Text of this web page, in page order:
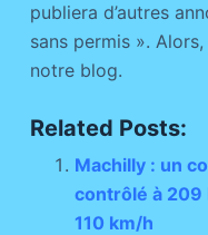
publiera d’autres
sans permis ».
notre blog.
Related Posts:
Machilly : un
contrôlé à 209
110 km/h